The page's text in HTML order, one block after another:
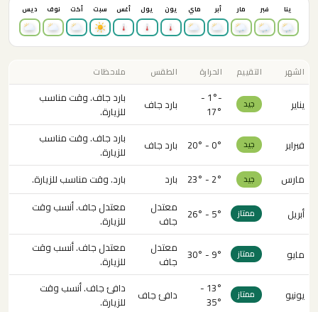
ينا فبر مار أبر ماي يون يول أغس سبت أكت نوف ديس
الشهر التقييم الحرارة الطقس ملاحظات
يناير جيد
-1° -
17°
بارد جاف
بارد جاف. وقت مناسب
للزيارة.
فبراير
جيد 0° - 20° بارد جاف
بارد جاف. وقت مناسب
للزيارة.
مارس
جيد 2° - 23° بارد بارد. وقت مناسب للزيارة.
أبريل ممتاز 5° - 26°
معتدل
جاف
معتدل جاف. أنسب وقت
للزيارة.
مايو
ممتاز 9° - 30°
معتدل
جاف
معتدل جاف. أنسب وقت
للزيارة.
يونيو
ممتاز
13° -
35°
دافئ جاف
دافئ جاف. أنسب وقت
للزيارة.